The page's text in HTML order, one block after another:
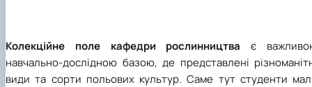
Колекційне поле кафедри рослинництва є
навчально-дослідною базою, де представлені
види та сорти польових культур. Саме тут студенти